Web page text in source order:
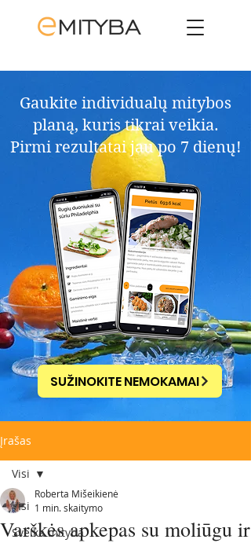
Gaukite individualų mitybos
planą, kuris tikrai veikia.​
Pirmi rezultatai jau po 7 dienų!
SUŽINOKITE NEMOKAMAI
Įrašas
Visi
Sveika mityba
Visi
Varškės apkepas su moliūgu ir
Roberta Mišeikienė
1 min. skaitymo